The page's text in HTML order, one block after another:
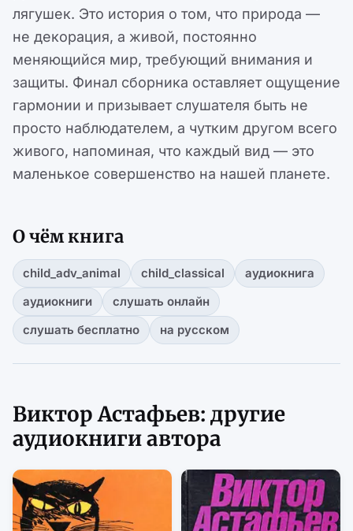
лягушек. Это история о том, что природа —
не декорация, а живой, постоянно
меняющийся мир, требующий внимания и
защиты. Финал сборника оставляет ощущение
гармонии и призывает слушателя быть не
просто наблюдателем, а чутким другом всего
живого, напоминая, что каждый вид — это
маленькое совершенство на нашей планете.
О чём книга
child_adv_animal child_classical
аудиокнига
аудиокниги
слушать онлайн
слушать бесплатно
на русском
Виктор Астафьев: другие
аудиокниги автора